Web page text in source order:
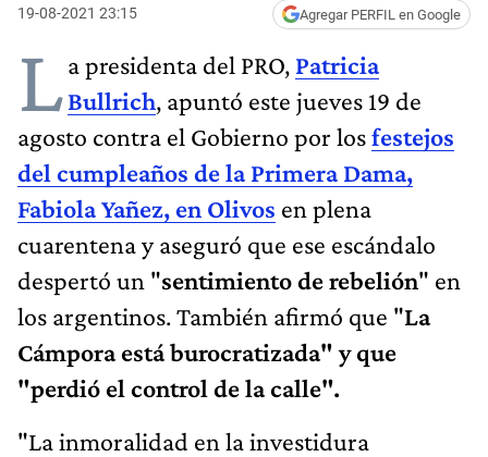
19-08-2021 23:15 Agregar PERFIL en Google
La presidenta del PRO, Patricia
Bullrich, apuntó este jueves 19 de
agosto contra el Gobierno por losfestejos
del cumpleaños de la Primera Dama,
Fabiola Yañez, en Olivos en plena
cuarentena y aseguró que ese escándalo
despertó un "sentimiento de rebelión" en
los argentinos. También afirmó que "La
Cámpora está burocratizada" y que
"perdió el control de la calle".
"La inmoralidad en la investidura